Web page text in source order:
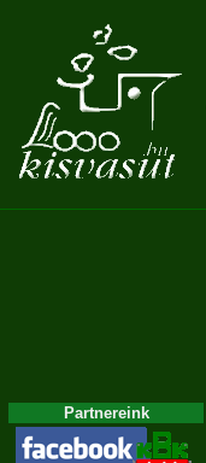
Partnereink